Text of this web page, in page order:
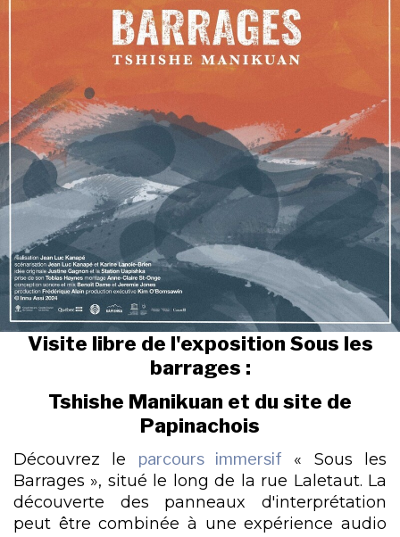
Visite libre de l'exposition Sous les
barrages :
Tshishe Manikuan et du site de
Papinachois
Découvrez le parcours immersif « Sous les
Barrages », situé le long de la rue Laletaut. La
découverte des panneaux d'interprétation
peut être combinée à une expérience audio